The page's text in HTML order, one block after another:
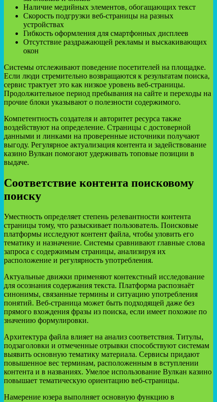
Наличие медийных элементов, обогащающих текст
Скорость подгрузки веб-страницы на разных
устройствах
Гибкость оформления для смартфонных дисплеев
Отсутствие раздражающей рекламы и выскакивающих
окон
Системы отслеживают поведение посетителей на площадке.
Если люди стремительно возвращаются к результатам поиска,
сервис трактует это как низкое уровень веб-страницы.
Продолжительное период пребывания на сайте и переходы на
прочие блоки указывают о полезности содержимого.
Компетентность создателя и авторитет ресурса также
воздействуют на определение. Страницы с достоверной
данными и линками на проверенные источники получают
выгоду. Регулярное актуализация контента и задействование
казино Вулкан помогают удерживать топовые позиции в
выдаче.
Соответствие контента поисковому
поиску
Уместность определяет степень релевантности контента
страницы тому, что разыскивает пользователь. Поисковые
платформы исследуют контент файла, чтобы уловить его
тематику и назначение. Системы сравнивают главные слова
запроса с содержимым страницы, анализируя их
расположение и регулярность употребления.
Актуальные движки применяют контекстный исследование
для осознания содержания текста. Платформа распознаёт
синонимы, связанные термины и ситуацию употребления
понятий. Веб-страница может быть подходящей даже без
прямого вхождения фразы из поиска, если имеет похожие по
значению формулировки.
Архитектура файла влияет на анализ соответствия. Титулы,
подзаголовки и отмеченные отрывки способствуют системам
выявить основную тематику материала. Сервисы придают
повышенное вес терминам, расположенным в вступлении
контента и в названиях. Умелое использование Вулкан казино
повышает тематическую ориентацию веб-страницы.
Намерение юзера выполняет основную функцию в